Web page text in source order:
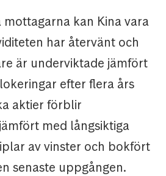
kan Kina vara
har återvänt och
är underviktade jämfört
efter flera års
aktier förblir
med långsiktiga
av vinster och bokfört
senaste uppgången.